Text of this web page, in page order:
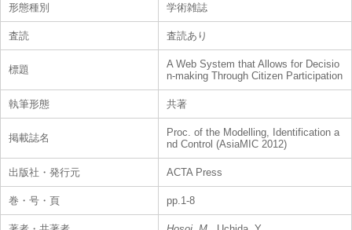
形態種別 学術雑誌
査読 査読あり
標題
A Web System that Allows for Decisio
n-making Through Citizen Participation
執筆形態 共著
掲載誌名
Proc. of the Modelling, Identification a
nd Control (AsiaMIC 2012)
出版社・発行元 ACTA Press
巻・号・頁 pp.1-8